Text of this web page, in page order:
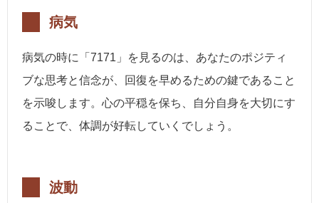
病気
病気の時に「7171」を見るのは、あなたのポジティ
ブな思考と信念が、回復を早めるための鍵であること
を示唆します。心の平穏を保ち、自分自身を大切にす
ることで、体調が好転していくでしょう。
波動